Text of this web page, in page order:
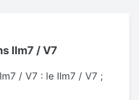
IIm7 / V7
/ V7 : le IIm7 / V7 ;